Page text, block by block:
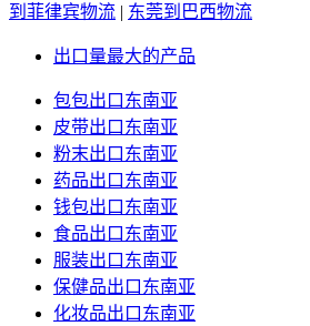
到菲律宾物流 | 东莞到巴西物流
出口量最大的产品
包包出口东南亚
皮带出口东南亚
粉末出口东南亚
药品出口东南亚
钱包出口东南亚
食品出口东南亚
服装出口东南亚
保健品出口东南亚
化妆品出口东南亚